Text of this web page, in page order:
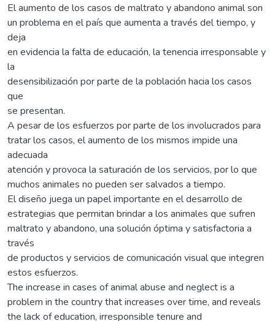
El aumento de los casos de maltrato y abandono animal son
un problema en el país que aumenta a través del tiempo, y
deja
en evidencia la falta de educación, la tenencia irresponsable y
la
desensibilización por parte de la población hacia los casos
que
se presentan.
A pesar de los esfuerzos por parte de los involucrados para
tratar los casos, el aumento de los mismos impide una
adecuada
atención y provoca la saturación de los servicios, por lo que
muchos animales no pueden ser salvados a tiempo.
El diseño juega un papel importante en el desarrollo de
estrategias que permitan brindar a los animales que sufren
maltrato y abandono, una solución óptima y satisfactoria a
través
de productos y servicios de comunicación visual que integren
estos esfuerzos.
The increase in cases of animal abuse and neglect is a
problem in the country that increases over time, and reveals
the lack of education, irresponsible tenure and